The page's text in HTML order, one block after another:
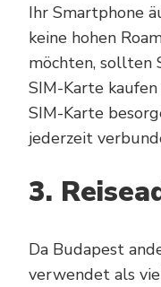
Ihr Smartphone
keine hohen
möchten, sollten
SIM-Karte
SIM-Karte
jederzeit
3.
Da Budapest
verwendet als